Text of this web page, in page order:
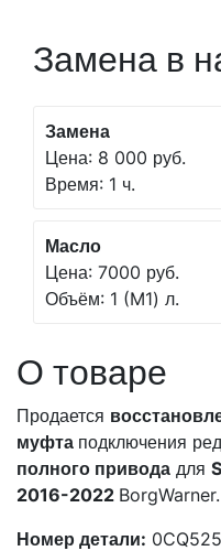
О товаре
Продается
муфта подключения
полного привода для
2016-2022 BorgWarner.
Номер детали:
Замена в
Замена
Цена: 8 000 руб.
Время: 1 ч.
Масло
Цена: 7000 руб.
Объём: 1 (M1) л.